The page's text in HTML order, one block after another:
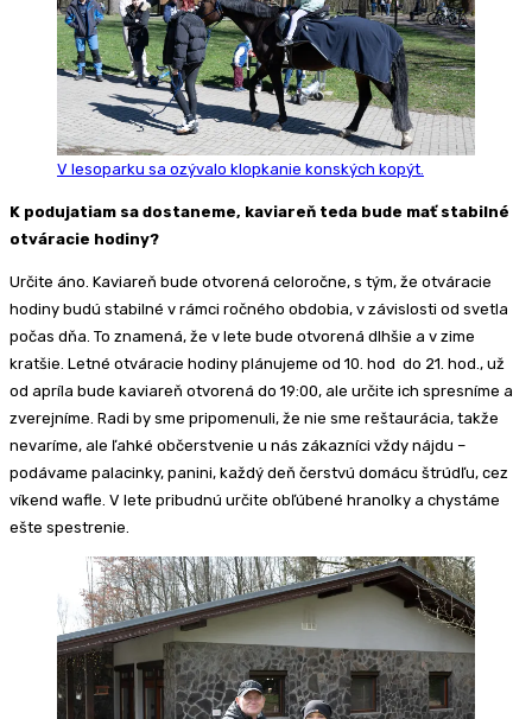
V lesoparku sa ozývalo klopkanie konských kopýt.
K podujatiam sa dostaneme, kaviareň teda bude mať stabilné
otváracie hodiny?
Určite áno. Kaviareň bude otvorená celoročne, s tým, že otváracie
hodiny budú stabilné v rámci ročného obdobia, v závislosti od svetla
počas dňa. To znamená, že v lete bude otvorená dlhšie a v zime
kratšie. Letné otváracie hodiny plánujeme od 10. hod do 21. hod., už
od apríla bude kaviareň otvorená do 19:00, ale určite ich spresníme a
zverejníme. Radi by sme pripomenuli, že nie sme reštaurácia, takže
nevaríme, ale ľahké občerstvenie u nás zákazníci vždy nájdu –
podávame palacinky, panini, každý deň čerstvú domácu štrúdľu, cez
víkend wafle. V lete pribudnú určite obľúbené hranolky a chystáme
ešte spestrenie.